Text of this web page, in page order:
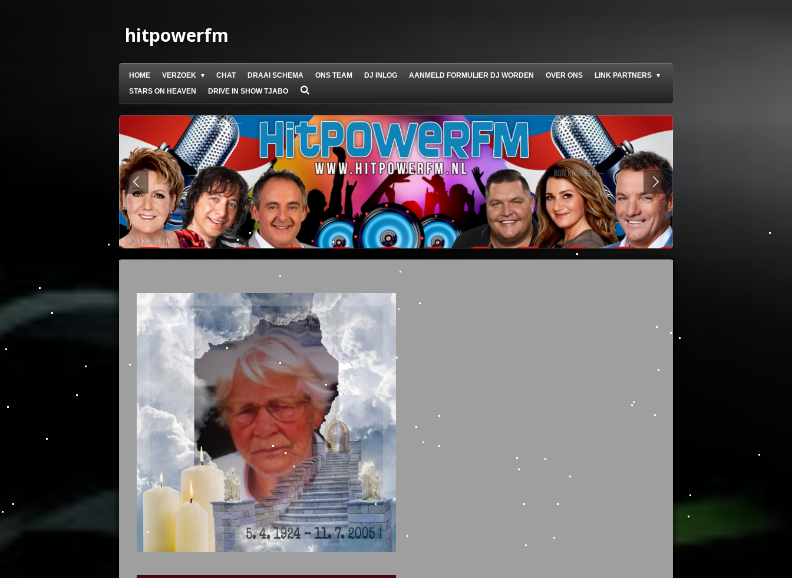
hitpowerfm
HOME VERZOEK CHAT DRAAI SCHEMA ONS TEAM DJ INLOG AANMELD FORMULIER DJ WORDEN OVER ONS
LINK PARTNERS
STARS ON HEAVEN
DRIVE IN SHOW TJABO